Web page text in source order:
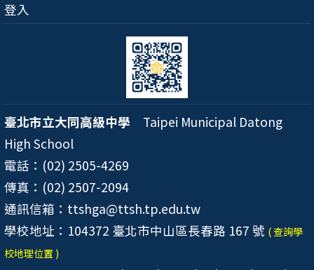
登入
臺北市立大同高級中學 Taipei Municipal Datong
High School
電話：(02) 2505-4269
傳真：(02) 2507-2094
通訊信箱：ttshga@ttsh.tp.edu.tw
學校地址：104372 臺北市中山區長春路 167 號 ( 查詢學
校地理位置 )